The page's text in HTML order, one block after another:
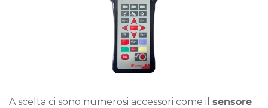
A scelta ci sono numerosi accessori come il sensore